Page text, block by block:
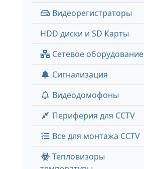
Видеорегистраторы
HDD диски и SD Карты
Сетевое оборудование
Сигнализация
Видеодомофоны
Периферия для CCTV
Все для монтажа CCTV
Тепловизоры